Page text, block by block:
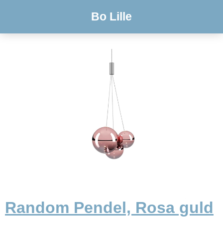
Bo Lille
Random Pendel, Rosa guld